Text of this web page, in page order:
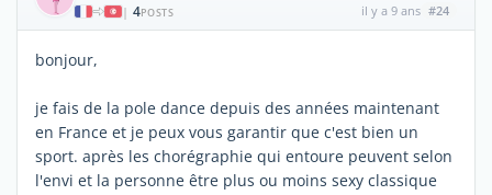
| 4POSTS il y a 9 ans #24
bonjour,
je fais de la pole dance depuis des années maintenant
en France et je peux vous garantir que c'est bien un
sport. après les chorégraphie qui entoure peuvent selon
l'envi et la personne être plus ou moins sexy classique